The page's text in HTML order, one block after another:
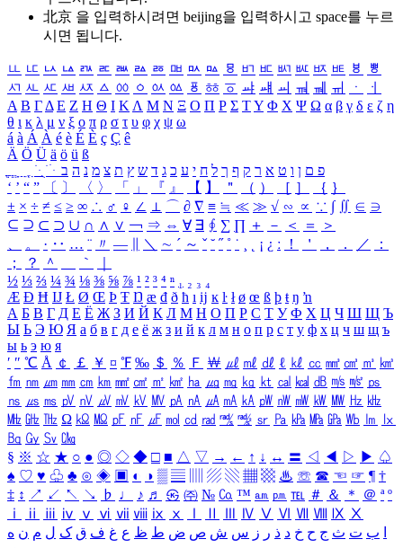
北京 을 입력하시려면 beijing을 입력하시고 space를 누르
시면 됩니다.
ㅥ ㅦ ㅧ ㅨ ㅩ ㅪ ㅫ ㅬ ㅭ ㅮ ㅯ ㅰ ㅱ ㅲ ㅳ ㅴ ㅵ ㅶ ㅷ ㅸ
ㅹ
ㅺ ㅻ ㅼ ㅽ ㅾ ㅿ ㆀ ㆁ ㆂ ㆃ ㆄ ㆅ ㆆ ㆇ ㆈ ㆉ ㆊ ㆋ ㆌ ㆍ
ㆎ
Α Β ΓΔ Ε Ζ Η Θ Ι ΚΛ Μ Ν Ξ Ο Π Ρ Σ ΤΥ Φ Χ Ψ Ω α β γ δ ε ζ η
θ ι κ λ μ ν ξ ο π ρ σ τ υ φ χ ψ ω
á à Á À é è É È ç Ç ê
Ä Ö Ü ä ö ü ß
ִֶֹ ֻּ ׁׂ פ ם ן ו ט א ר ק ף ך ל ח י ע כ ג ד ש ץ ת צ מ נ ה ב
‘ ’ “ ” 〔 〕 〈 〉 「 」 『 』 【 】 ＂ （ ） ［ ］ ｛ ｝
± × ÷ ≠ ≤ ≥ ∞ ∴ ♂ ♀ ∠ ⊥ ⌒ ∂ ∇ ≡ ≒ ≪ ≫ √ ∽ ∝ ∵ ∫ ∬ ∈ ∋
⊆ ⊇ ⊂ ⊃ ∪ ∩ ∧ ∨ ￢ ⇒ ⇔ ∀ ∃ ∮ ∑ ∏ ＋ － ＜ ＝
＞
、
。 · ‥ … ¨ 〃 ― ＼ ∼ ´ ～ ˇ ˘ ˝ ˚ ˙ ¸ ¡ ¿ ː ！ ＇ ， ． ／
：
；
？ ＾ ｀
½ ⅓ ⅔ ¼ ¾ ⅛ ⅜ ⅝ ⅞ ¹ ² ³ ⁴ ⁿ ₁ ₂ ₃ ₄
Æ Ð Ħ Ĳ Ł Ø Œ Þ Ŧ Ŋ æ đ ð ħ ı ĳ ĸ ŀ ł ø œ ß þ ŧ ŋ ŉ
А Б В Г Д Е Ё Ж З И Й К Л М Н О П Р С Т У Ф Х Ц Ч Ш Щ Ъ
Ы Ь Э Ю Я а б в г д е ё ж з и й к л м н о п р с т у ф х ц ч ш щ ъ
ы ь э ю я
′ ″ ℃ Å ￠ ￡ ￥ ¤ ℉ ‰ ＄ ％ Ｆ ￦ ㎕ ㎖ ㎗ ℓ ㎘ ㏄ ㎣ ㎤ ㎥ ㎦
㎙ ㎚ ㎛ ㎜ ㎝ ㎞ ㎟ ㎠ ㎡ ㎢ ㏊ ㎍ ㎎ ㎏ ㏏ ㎈ ㎉ ㏈ ㎧ ㎨ ㎰
㎱ ㎲ ㎳ ㎴ ㎵ ㎶ ㎷ ㎸ ㎹ ㎀ ㎁ ㎂ ㎃ ㎄ ㎺ ㎻ ㎽ ㎾ ㎿ ㎐ ㎑
㎒ ㎓ ㎔ Ω ㏀ ㏁ ㎊ ㎋ ㎌ ㏖ ㏅ ㎭ ㎮ ㎯ ㏛ ㎩ ㎪ ㎫ ㎬ ㏝ ㏐
㏓
㏃ ㏉ ㏜ ㏆
§ ※ ☆ ★ ○ ● ◎ ◇ ◆ □ ■ △ ▽ → ← ↑ ↓ ↔ 〓 ◁ ◀ ▷ ▶ ♤
♠ ♡ ♥ ♧ ♣ ⊙ ◈ ▣ ◐ ◑ ▒ ▤ ▨ ▧ ▦ ▩ ♨ ☏ ☎ ☜ ☞ ¶ †
‡ ↕ ↗ ↙ ↖ ↘ ♭ ♩ ♪ ♬ ㉿ ㈜ № ㏇ ™ ㏂ ㏘ ℡ ＃ ＆ ＊ ＠ ª º
ⅰ
ⅱ ⅲ ⅳ ⅴ ⅵ ⅶ ⅷ ⅸ ⅹ Ⅳ Ⅴ Ⅵ Ⅶ Ⅷ Ⅸ Ⅹ
ب ت ث ج ح خ د ذ ر ز س ش ص ض ط ظ ع غ ف ق ک ل م ن ه